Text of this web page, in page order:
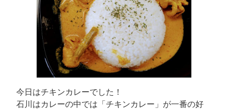
今日はチキンカレーでした！
石川はカレーの中では「チキンカレー」が一番の好